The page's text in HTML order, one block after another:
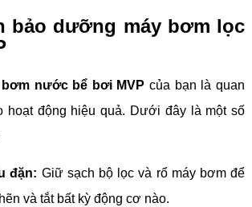
bảo dưỡng máy bơm lọc
bơm nước bể bơi MVP của bạn là quan
hoạt động hiệu quả. Dưới đây là một số
đặn: Giữ sạch bộ lọc và rổ máy bơm để
và tắt bất kỳ động cơ nào.